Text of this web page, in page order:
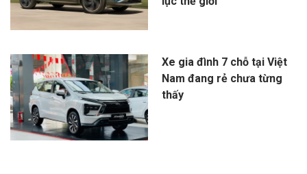
Xe gia đình 7 chỗ tại Việt
Nam đang rẻ chưa từng
thấy